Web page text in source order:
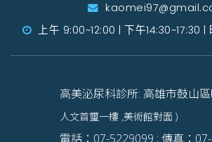
上午 9:00~12:00 | 下午14:30~17:30 |
高美泌尿科診所: 高雄市鼓山
人文首璽一樓 ,美術館對面 )
電話：07-5229099 ; 傳真：